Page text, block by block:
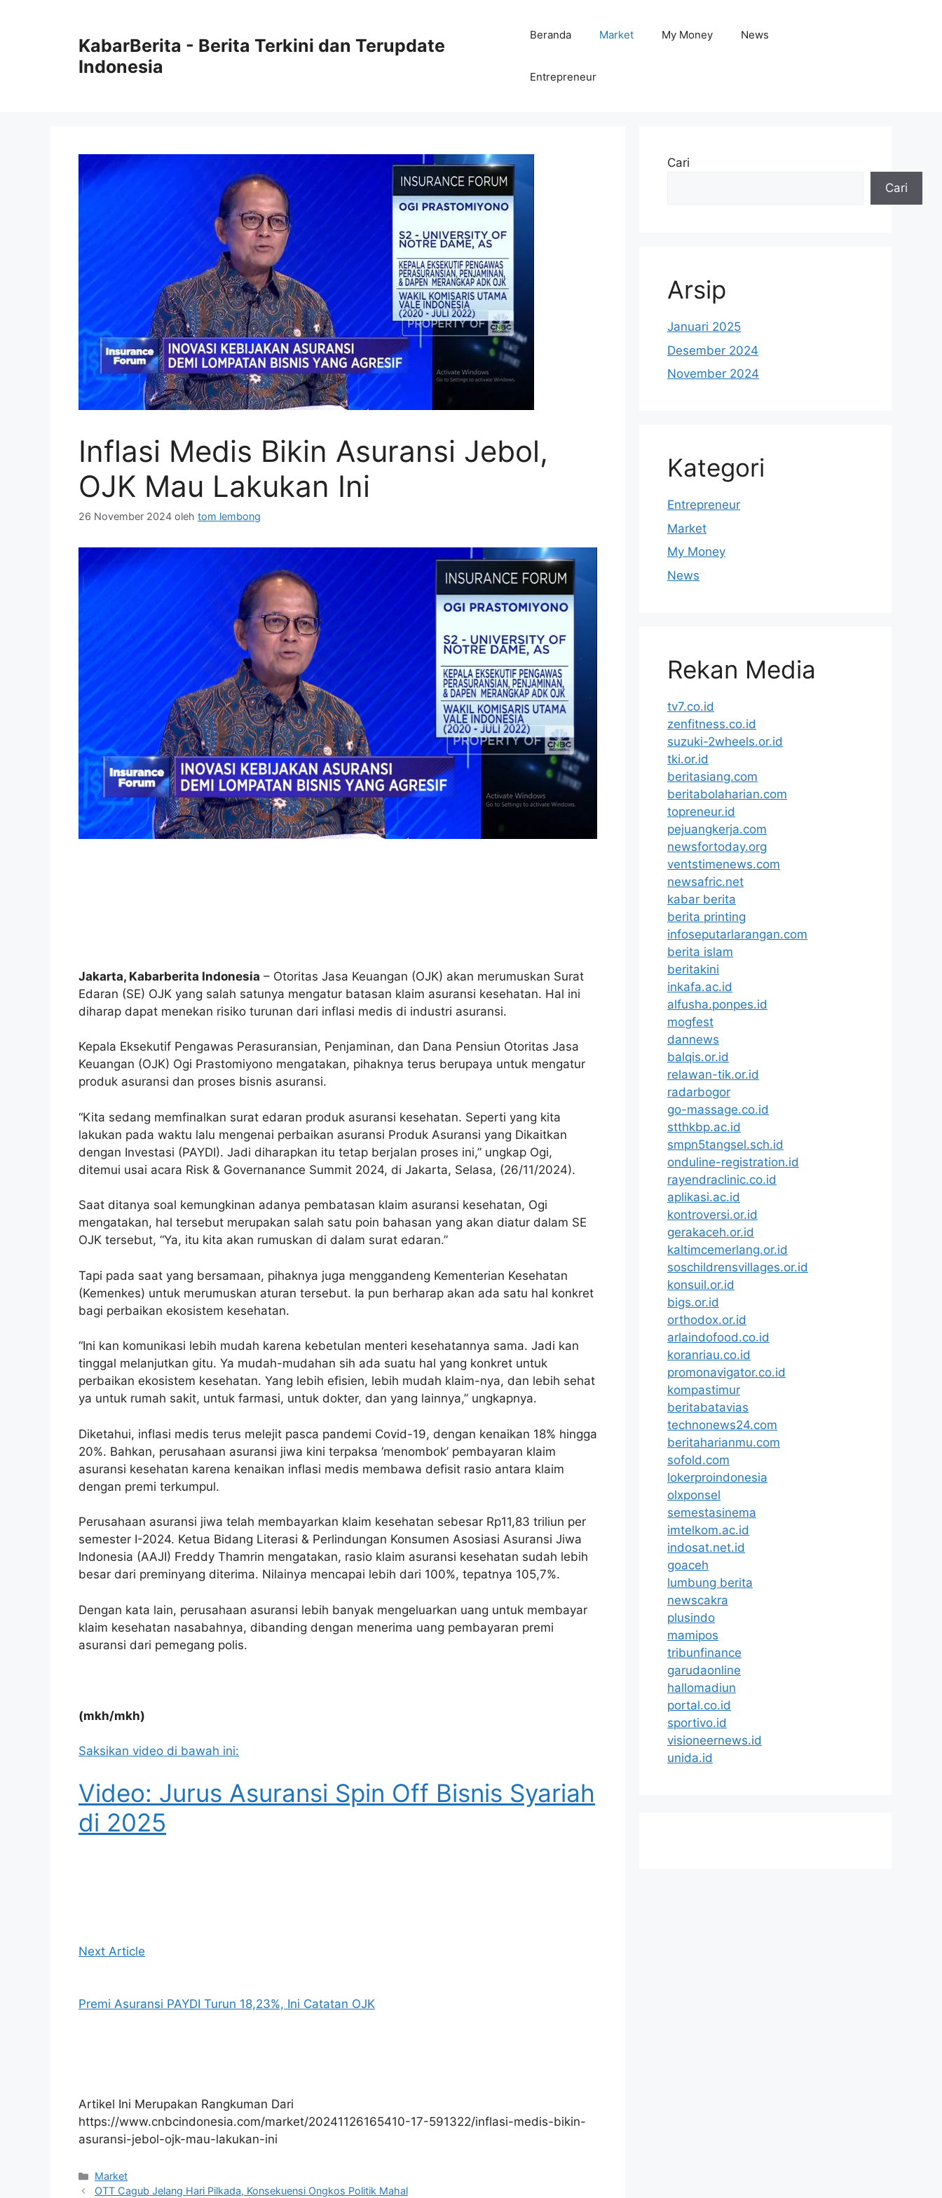
KabarBerita - Berita Terkini dan Terupdate
Indonesia
Beranda Market My Money News
Entrepreneur
Inflasi Medis Bikin Asuransi Jebol,
OJK Mau Lakukan Ini
26 November 2024 oleh tom lembong
Jakarta, Kabarberita Indonesia – Otoritas Jasa Keuangan (OJK) akan merumuskan Surat
Edaran (SE) OJK yang salah satunya mengatur batasan klaim asuransi kesehatan. Hal ini
diharap dapat menekan risiko turunan dari inflasi medis di industri asuransi.
Kepala Eksekutif Pengawas Perasuransian, Penjaminan, dan Dana Pensiun Otoritas Jasa
Keuangan (OJK) Ogi Prastomiyono mengatakan, pihaknya terus berupaya untuk mengatur
produk asuransi dan proses bisnis asuransi.
“Kita sedang memfinalkan surat edaran produk asuransi kesehatan. Seperti yang kita
lakukan pada waktu lalu mengenai perbaikan asuransi Produk Asuransi yang Dikaitkan
dengan Investasi (PAYDI). Jadi diharapkan itu tetap berjalan proses ini,” ungkap Ogi,
ditemui usai acara Risk & Governanance Summit 2024, di Jakarta, Selasa, (26/11/2024).
Saat ditanya soal kemungkinan adanya pembatasan klaim asuransi kesehatan, Ogi
mengatakan, hal tersebut merupakan salah satu poin bahasan yang akan diatur dalam SE
OJK tersebut, “Ya, itu kita akan rumuskan di dalam surat edaran.”
Tapi pada saat yang bersamaan, pihaknya juga menggandeng Kementerian Kesehatan
(Kemenkes) untuk merumuskan aturan tersebut. Ia pun berharap akan ada satu hal konkret
bagi perbaikan ekosistem kesehatan.
“Ini kan komunikasi lebih mudah karena kebetulan menteri kesehatannya sama. Jadi kan
tinggal melanjutkan gitu. Ya mudah-mudahan sih ada suatu hal yang konkret untuk
perbaikan ekosistem kesehatan. Yang lebih efisien, lebih mudah klaim-nya, dan lebih sehat
ya untuk rumah sakit, untuk farmasi, untuk dokter, dan yang lainnya,” ungkapnya.
Diketahui, inflasi medis terus melejit pasca pandemi Covid-19, dengan kenaikan 18% hingga
20%. Bahkan, perusahaan asuransi jiwa kini terpaksa ‘menombok’ pembayaran klaim
asuransi kesehatan karena kenaikan inflasi medis membawa defisit rasio antara klaim
dengan premi terkumpul.
Perusahaan asuransi jiwa telah membayarkan klaim kesehatan sebesar Rp11,83 triliun per
semester I-2024. Ketua Bidang Literasi & Perlindungan Konsumen Asosiasi Asuransi Jiwa
Indonesia (AAJI) Freddy Thamrin mengatakan, rasio klaim asuransi kesehatan sudah lebih
besar dari preminyang diterima. Nilainya mencapai lebih dari 100%, tepatnya 105,7%.
Dengan kata lain, perusahaan asuransi lebih banyak mengeluarkan uang untuk membayar
klaim kesehatan nasabahnya, dibanding dengan menerima uang pembayaran premi
asuransi dari pemegang polis.
(mkh/mkh)
Saksikan video di bawah ini:
Video: Jurus Asuransi Spin Off Bisnis Syariah
di 2025
Next Article
Premi Asuransi PAYDI Turun 18,23%, Ini Catatan OJK
Artikel Ini Merupakan Rangkuman Dari
https://www.cnbcindonesia.com/market/20241126165410-17-591322/inflasi-medis-bikin-
asuransi-jebol-ojk-mau-lakukan-ini
Kategori
Market
OTT Cagub Jelang Hari Pilkada, Konsekuensi Ongkos Politik Mahal
Cari
Cari
Arsip
Januari 2025
Desember 2024
November 2024
Kategori
Entrepreneur
Market
My Money
News
Rekan Media
tv7.co.id
zenfitness.co.id
suzuki-2wheels.or.id
tki.or.id
beritasiang.com
beritabolaharian.com
topreneur.id
pejuangkerja.com
newsfortoday.org
ventstimenews.com
newsafric.net
kabar berita
berita printing
infoseputarlarangan.com
berita islam
beritakini
inkafa.ac.id
alfusha.ponpes.id
mogfest
dannews
balqis.or.id
relawan-tik.or.id
radarbogor
go-massage.co.id
stthkbp.ac.id
smpn5tangsel.sch.id
onduline-registration.id
rayendraclinic.co.id
aplikasi.ac.id
kontroversi.or.id
gerakaceh.or.id
kaltimcemerlang.or.id
soschildrensvillages.or.id
konsuil.or.id
bigs.or.id
orthodox.or.id
arlaindofood.co.id
koranriau.co.id
promonavigator.co.id
kompastimur
beritabatavias
technonews24.com
beritaharianmu.com
sofold.com
lokerproindonesia
olxponsel
semestasinema
imtelkom.ac.id
indosat.net.id
goaceh
lumbung berita
newscakra
plusindo
mamipos
tribunfinance
garudaonline
hallomadiun
portal.co.id
sportivo.id
visioneernews.id
unida.id